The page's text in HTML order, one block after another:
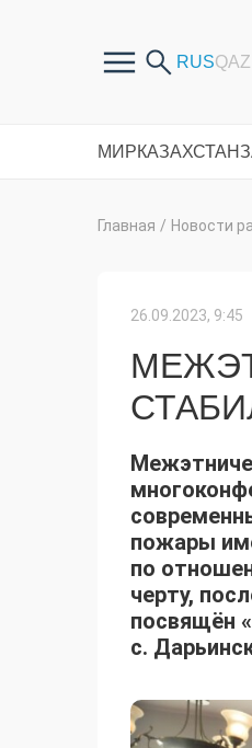
МИРКАЗАХСТАН
Главная / Новости
26.09.2023, 9:45
пожары
по
черту,
посвящён
с.